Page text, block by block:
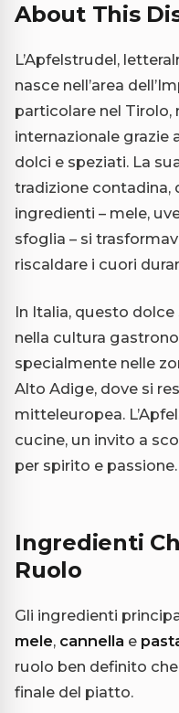
About This
L’Apfelstrudel,
nasce nell’area
particolare nel
internazionale grazie
dolci e speziati. La
tradizione contadina,
ingredienti – mele,
sfoglia – si
riscaldare i cuori
In Italia, questo
nella cultura
specialmente nelle
Alto Adige, dove si
mitteleuropea.
cucine, un invito a
per spirito e passione.
Ingredienti
Ruolo
Gli ingredienti
mele, cannella e
ruolo ben definito
finale del piatto.